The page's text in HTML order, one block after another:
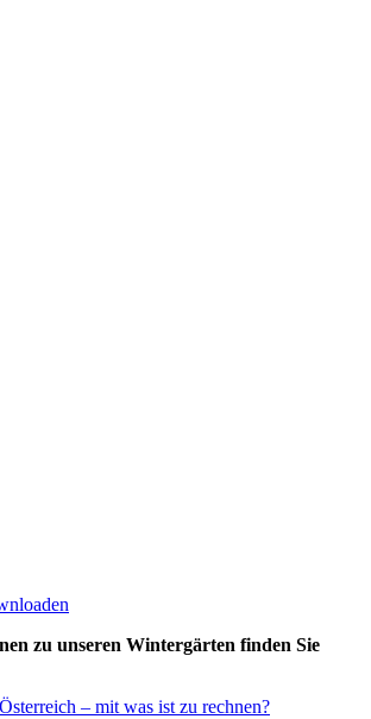
zu unseren Wintergärten finden Sie
– mit was ist zu rechnen?